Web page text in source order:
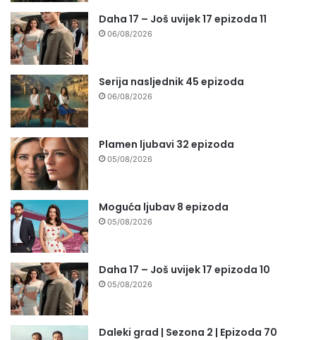
Daha 17 – Još uvijek 17 epizoda 11
06/08/2026
Serija nasljednik 45 epizoda
06/08/2026
Plamen ljubavi 32 epizoda
05/08/2026
Moguća ljubav 8 epizoda
05/08/2026
Daha 17 – Još uvijek 17 epizoda 10
05/08/2026
Daleki grad | Sezona 2 | Epizoda 70